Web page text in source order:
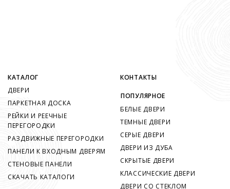
КАТАЛОГ
ДВЕРИ
ПАРКЕТНАЯ ДОСКА
РЕЙКИ И РЕЕЧНЫЕ
ПЕРЕГОРОДКИ
РАЗДВИЖНЫЕ ПЕРЕГОРОДКИ
ПАНЕЛИ К ВХОДНЫМ ДВЕРЯМ
СТЕНОВЫЕ ПАНЕЛИ
СКАЧАТЬ КАТАЛОГИ
КОНТАКТЫ
ПОПУЛЯРНОЕ
БЕЛЫЕ ДВЕРИ
ТЕМНЫЕ ДВЕРИ
СЕРЫЕ ДВЕРИ
ДВЕРИ ИЗ ДУБА
СКРЫТЫЕ ДВЕРИ
КЛАССИЧЕСКИЕ ДВЕРИ
ДВЕРИ СО СТЕКЛОМ